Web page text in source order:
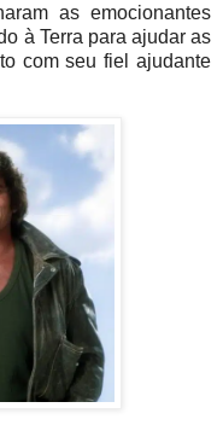
as emocionantes
à Terra para ajudar as
com seu fiel ajudante